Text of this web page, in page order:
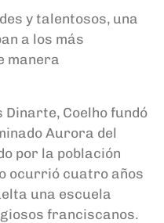
y talentosos, una
a los más
manera
Dinarte, Coelho fundó
Aurora del
por la población
ocurrió cuatro años
una escuela
franciscanos.